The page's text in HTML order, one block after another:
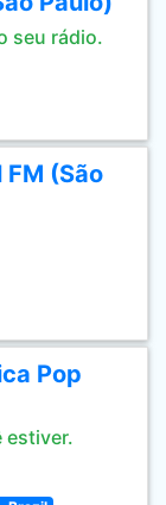
seu rádio.
FM (São
Pop
estiver.